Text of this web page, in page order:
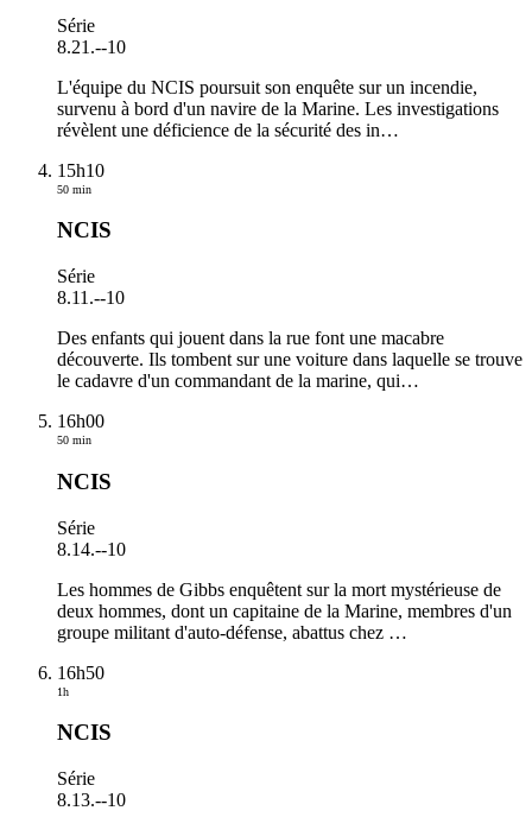
Série
8.21.--10
L'équipe du NCIS poursuit son enquête sur un incendie,
survenu à bord d'un navire de la Marine. Les investigations
révèlent une déficience de la sécurité des in…
15h10
50 min
NCIS
Série
8.11.--10
Des enfants qui jouent dans la rue font une macabre
découverte. Ils tombent sur une voiture dans laquelle se trouve
le cadavre d'un commandant de la marine, qui…
16h00
50 min
NCIS
Série
8.14.--10
Les hommes de Gibbs enquêtent sur la mort mystérieuse de
deux hommes, dont un capitaine de la Marine, membres d'un
groupe militant d'auto-défense, abattus chez …
16h50
1h
NCIS
Série
8.13.--10